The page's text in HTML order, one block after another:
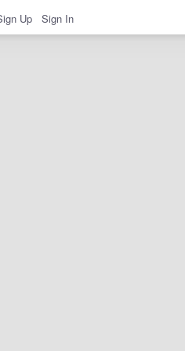
Up Sign In